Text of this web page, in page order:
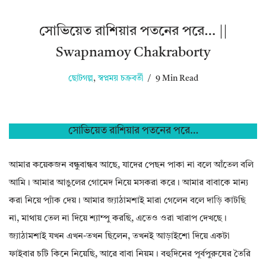
সোভিয়েত রাশিয়ার পতনের পরে… ||
Swapnamoy Chakraborty
ছোটগল্প , স্বপ্নময় চক্রবর্তী 9 Min Read
সোভিয়েত রাশিয়ার পতনের পরে…
আমার কয়েকজন বন্ধুবান্ধব আছে, যাদের পেছন পাকা না বলে আঁতেল বলি
আমি। আমার আঙুলের গোমেদ নিয়ে মসকরা করে। আমার বাবাকে মান্য
করা নিয়ে প্যাঁক দেয়। আমার জ্যাঠামশাই মারা গেলেন বলে দাড়ি কাটছি
না, মাথায় তেল না দিয়ে শ্যাম্পু করছি, এতেও ওরা খারাপ দেখছে।
জ্যাঠামশাই যখন এখন-তখন ছিলেন, তখনই আড়াইশো দিয়ে একটা
ফাইবার চটি কিনে নিয়েছি, আরে বাবা নিয়ম। বহুদিনের পূর্বপুরুষের তৈরি